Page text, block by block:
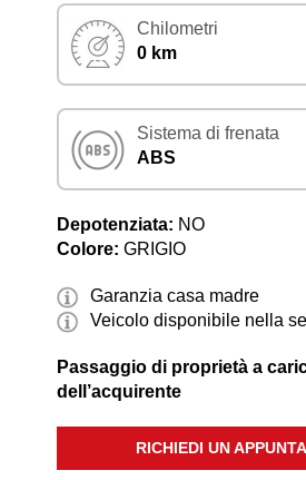
Chilometri
0 km
Sistema di frenata
ABS
Depotenziata: NO
Colore: GRIGIO
Garanzia casa madre
Veicolo disponibile nella
Passaggio di proprietà a
dell’acquirente
RICHIEDI UN